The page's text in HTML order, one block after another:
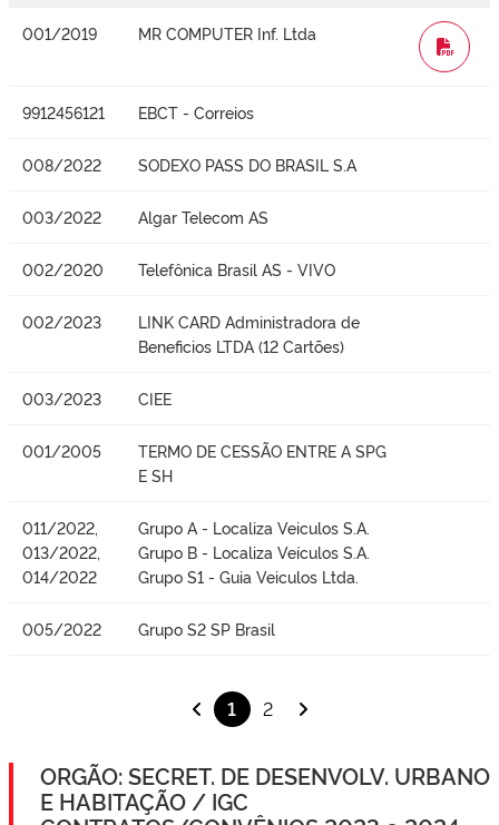
001/2019 MR COMPUTER Inf. Ltda
WORD
9912456121 EBCT - Correios
008/2022 SODEXO PASS DO BRASIL S.A
003/2022 Algar Telecom AS
002/2020 Telefônica Brasil AS - VIVO
002/2023
LINK CARD Administradora de
Beneficios LTDA (12 Cartões)
003/2023 CIEE
001/2005
TERMO DE CESSÃO ENTRE A SPG
E SH
011/2022,
013/2022,
014/2022
Grupo A - Localiza Veiculos S.A.
Grupo B - Localiza Veículos S.A.
Grupo S1 - Guia Veiculos Ltda.
005/2022 Grupo S2 SP Brasil
1 2
ORGÃO: SECRET. DE DESENVOLV. URBANO
E HABITAÇÃO / IGC